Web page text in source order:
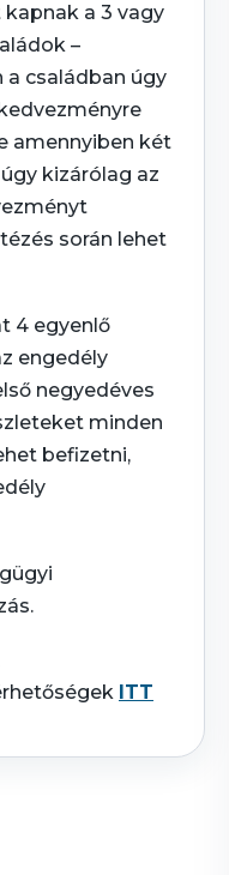
a 3 vagy
–
családban úgy
amennyiben két
kizárólag az
során lehet
4 egyenlő
engedély
negyedéves
minden
befizetni,
ITT